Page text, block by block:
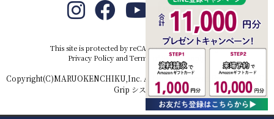
This site is protected by reCAPTCHA and the Google
Privacy Policyand Terms of Service
Copyright(C)MARUOKENCHIKU,Inc. All rights reserved.Produced by
Grip システム